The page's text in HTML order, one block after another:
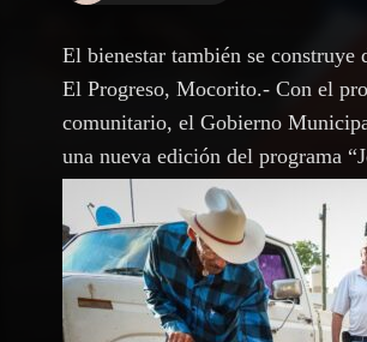
El bienestar también se
El Progreso, Mocorito.- Con el
comunitario, el Gobierno
una nueva edición del programa